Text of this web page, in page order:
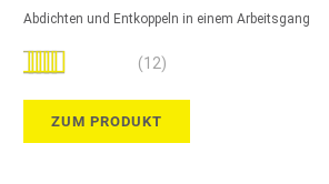
Abdichten und Entkoppeln in einem Arbeitsgang
Bewertung: (12)
ZUM PRODUKT